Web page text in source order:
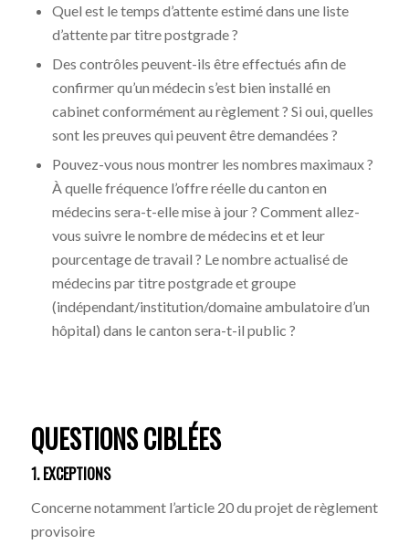
Quel est le temps d’attente estimé dans une liste
d’attente par titre postgrade ?
Des contrôles peuvent-ils être effectués afin de
confirmer qu’un médecin s’est bien installé en
cabinet conformément au règlement ? Si oui, quelles
sont les preuves qui peuvent être demandées ?
Pouvez-vous nous montrer les nombres maximaux ?
À quelle fréquence l’offre réelle du canton en
médecins sera-t-elle mise à jour ? Comment allez-
vous suivre le nombre de médecins et et leur
pourcentage de travail ? Le nombre actualisé de
médecins par titre postgrade et groupe
(indépendant/institution/domaine ambulatoire d’un
hôpital) dans le canton sera-t-il public ?
QUESTIONS CIBLÉES
1. EXCEPTIONS
Concerne notamment l’article 20 du projet de règlement
provisoire